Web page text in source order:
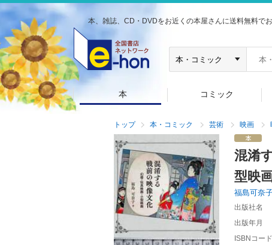
本、雑誌、CD・DVDをお近くの本屋さんに送料無料でお
本 コミック
トップ 本・コミック 芸術 映画
混淆
型映
福島可奈
出版社名
出版年月
ISBNコード